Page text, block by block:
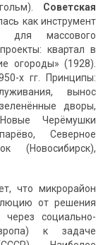
Советская
как инструмент
для массового
квартал в
огороды» (1928).
х гг. Принципы:
вынос
дворы,
Черёмушки
Северное
(Новосибирск),
что микрорайон
от решения
социально-
к задаче